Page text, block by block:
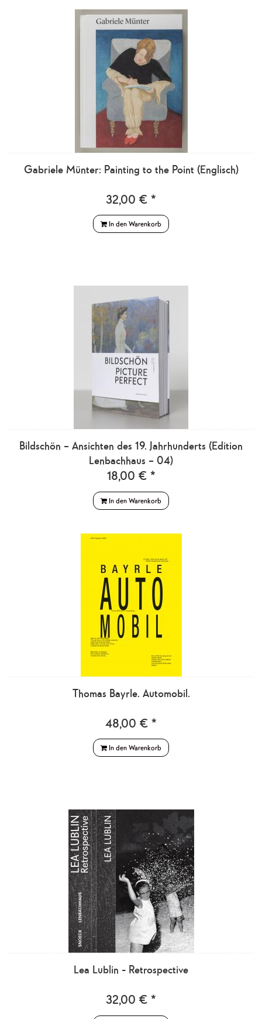
Gabriele Münter: Painting to the Point (Englisch)
32,00 € *
In den Warenkorb
Bildschön – Ansichten des 19. Jahrhunderts (Edition
Lenbachhaus – 04)
18,00 € *
In den Warenkorb
Thomas Bayrle. Automobil.
48,00 € *
In den Warenkorb
Lea Lublin - Retrospective
32,00 € *